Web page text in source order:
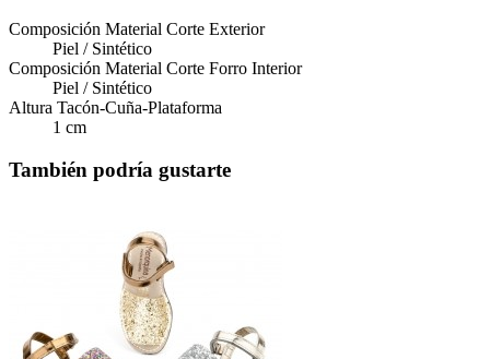
Composición Material Corte Exterior
Piel / Sintético
Composición Material Corte Forro Interior
Piel / Sintético
Altura Tacón-Cuña-Plataforma
1 cm
También podría gustarte